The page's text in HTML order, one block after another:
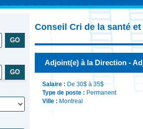
Conseil Cri de la santé
Adjoint(e) à la Direction -
Salaire : De 30$ à 35$
Type de poste : Permanent
Ville : Montreal